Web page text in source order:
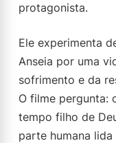
protagonista.
Ele experimenta
Anseia por uma
sofrimento e da
O filme pergunta:
tempo filho de
parte humana